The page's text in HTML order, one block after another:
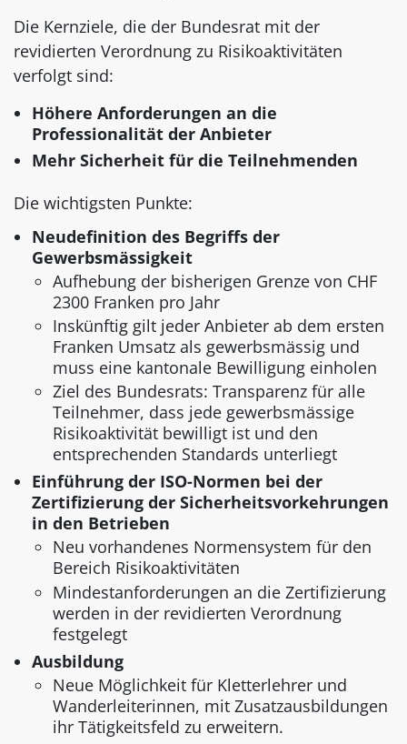
Die Kernziele, die der Bundesrat mit der
revidierten Verordnung zu Risikoaktivitäten
verfolgt sind:
Höhere Anforderungen an die
Professionalität der Anbieter
Mehr Sicherheit für die Teilnehmenden
Die wichtigsten Punkte:
Neudefinition des Begriffs der
Gewerbsmässigkeit
Aufhebung der bisherigen Grenze von CHF
2300 Franken pro Jahr
Inskünftig gilt jeder Anbieter ab dem ersten
Franken Umsatz als gewerbsmässig und
muss eine kantonale Bewilligung einholen
Ziel des Bundesrats: Transparenz für alle
Teilnehmer, dass jede gewerbsmässige
Risikoaktivität bewilligt ist und den
entsprechenden Standards unterliegt
Einführung der ISO-Normen bei der
Zertifizierung der Sicherheitsvorkehrungen
in den Betrieben
Neu vorhandenes Normensystem für den
Bereich Risikoaktivitäten
Mindestanforderungen an die Zertifizierung
werden in der revidierten Verordnung
festgelegt
Ausbildung
Neue Möglichkeit für Kletterlehrer und
Wanderleiterinnen, mit Zusatzausbildungen
ihr Tätigkeitsfeld zu erweitern.